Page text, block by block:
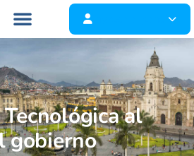
Ingresa al panel
al
gobierno